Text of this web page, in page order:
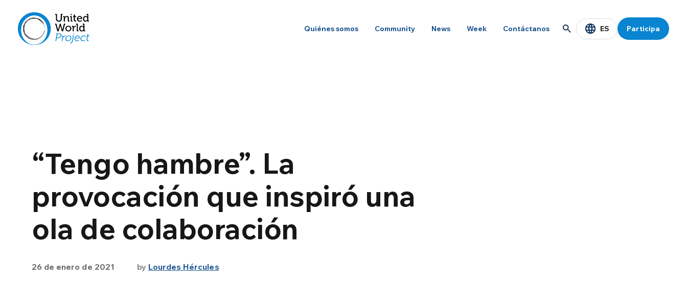
Quiénes somos Community News Week Contáctanos ES Participa
“Tengo hambre”. La
provocación que inspiró una
ola de colaboración
26 de enero de 2021 by Lourdes Hércules